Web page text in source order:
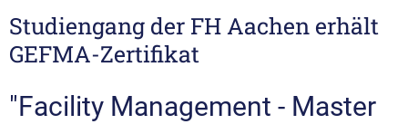
Studiengang der FH Aachen erhält
GEFMA-Zertifikat
"Facility Management - Master